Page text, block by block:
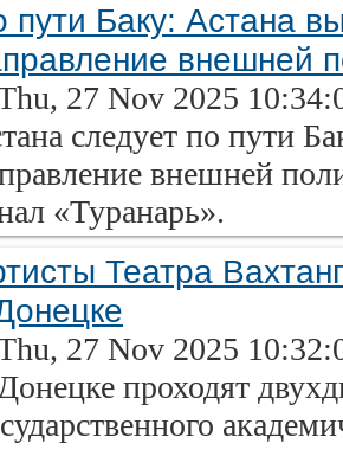
пути Баку: Астана
внешней
27 Nov 2025
следует по пути
внешней
«Туранарь».
Театра
27 Nov 2025
проходят